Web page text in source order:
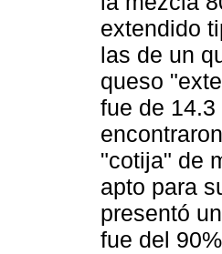
extendido
las de un
queso
fue de 14.3
"cotija" de
apto para
presentó
fue del